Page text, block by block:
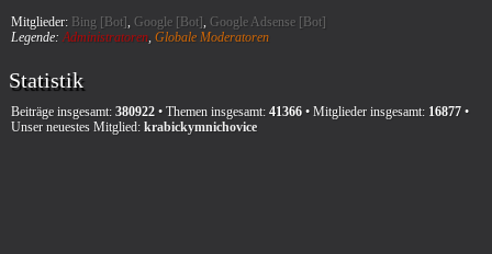
Mitglieder: Bing [Bot], Google [Bot], Google Adsense [Bot]
Legende:Administratoren, Globale Moderatoren
Statistik
Beiträge insgesamt: 380922 • Themen insgesamt: 41366 • Mitglieder insgesamt: 16877 •
Unser neuestes Mitglied: krabickymnichovice